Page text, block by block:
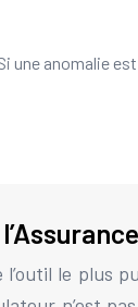
une anomalie
le plus